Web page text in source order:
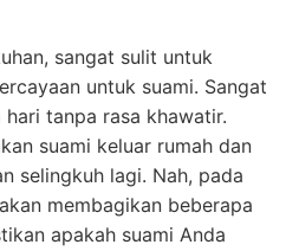
sangat sulit untuk
untuk suami. Sangat
tanpa rasa khawatir.
suami keluar rumah dan
selingkuh lagi. Nah, pada
membagikan beberapa
apakah suami Anda